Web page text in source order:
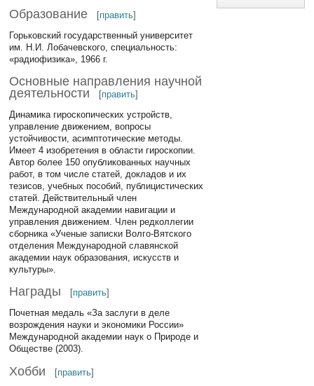
Образование [править]
Горьковский государственный университет
им. Н.И. Лобачевского, специальность:
«радиофизика», 1966 г.
Основные направления научной
деятельности
[править]
Динамика гироскопических устройств,
управление движением, вопросы
устойчивости, асимптотические методы.
Имеет 4 изобретения в области гироскопии.
Автор более 150 опубликованных научных
работ, в том числе статей, докладов и их
тезисов, учебных пособий, публицистических
статей. Действительный член
Международной академии навигации и
управления движением. Член редколлегии
сборника «Ученые записки Волго-Вятского
отделения Международной славянской
академии наук образования, искусств и
культуры».
Награды [править]
Почетная медаль «За заслуги в деле
возрождения науки и экономики России»
Международной академии наук о Природе и
Обществе (2003).
Хобби [править]